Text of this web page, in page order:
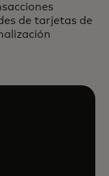
de tarjetas de